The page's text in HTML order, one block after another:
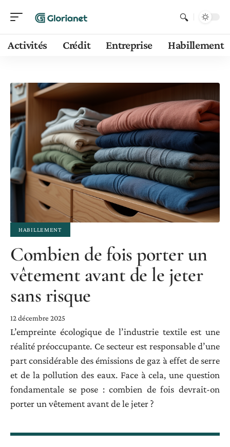
Activités Crédit Entreprise Habillement
HABILLEMENT
Combien de fois porter un
vêtement avant de le jeter
sans risque
12 décembre 2025
L’empreinte écologique de l’industrie textile est une
réalité préoccupante. Ce secteur est responsable d’une
part considérable des émissions de gaz à effet de serre
et de la pollution des eaux. Face à cela, une question
fondamentale se pose : combien de fois devrait-on
porter un vêtement avant de le jeter ?